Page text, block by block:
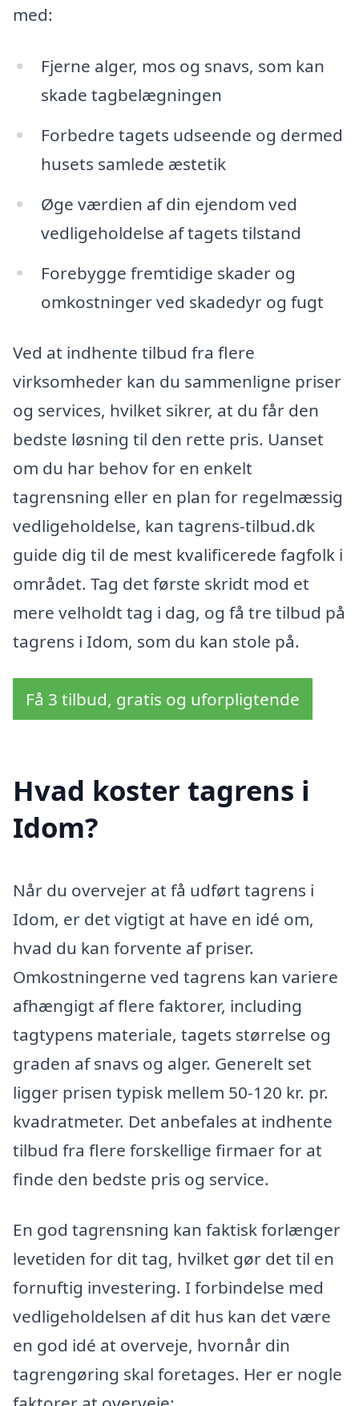
med:
Fjerne alger, mos og snavs, som kan
skade tagbelægningen
Forbedre tagets udseende og dermed
husets samlede æstetik
Øge værdien af din ejendom ved
vedligeholdelse af tagets tilstand
Forebygge fremtidige skader og
omkostninger ved skadedyr og fugt
Ved at indhente tilbud fra flere
virksomheder kan du sammenligne priser
og services, hvilket sikrer, at du får den
bedste løsning til den rette pris. Uanset
om du har behov for en enkelt
tagrensning eller en plan for regelmæssig
vedligeholdelse, kan tagrens-tilbud.dk
guide dig til de mest kvalificerede fagfolk i
området. Tag det første skridt mod et
mere velholdt tag i dag, og få tre tilbud på
tagrens i Idom, som du kan stole på.
Få 3 tilbud, gratis og uforpligtende
Hvad koster tagrens i
Idom?
Når du overvejer at få udført tagrens i
Idom, er det vigtigt at have en idé om,
hvad du kan forvente af priser.
Omkostningerne ved tagrens kan variere
afhængigt af flere faktorer, including
tagtypens materiale, tagets størrelse og
graden af snavs og alger. Generelt set
ligger prisen typisk mellem 50-120 kr. pr.
kvadratmeter. Det anbefales at indhente
tilbud fra flere forskellige firmaer for at
finde den bedste pris og service.
En god tagrensning kan faktisk forlænger
levetiden for dit tag, hvilket gør det til en
fornuftig investering. I forbindelse med
vedligeholdelsen af dit hus kan det være
en god idé at overveje, hvornår din
tagrengøring skal foretages. Her er nogle